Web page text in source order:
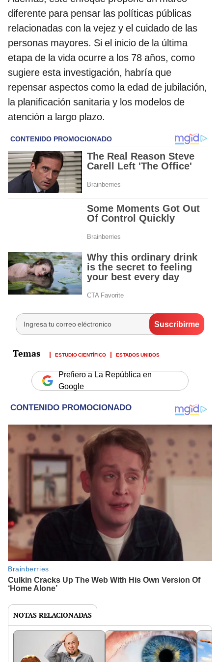
diferente para pensar las políticas públicas
relacionadas con la vejez y el cuidado de las
personas mayores. Si el inicio de la última
etapa de la vida ocurre a los 78 años, como
sugiere esta investigación, habría que
repensar aspectos como la edad de jubilación,
la planificación sanitaria y los modelos de
atención a largo plazo.
ESTUDIO CIENTÍFICO ESTADOS UNIDOS
Prefiero a La República en
Google
NOTAS RELACIONADAS